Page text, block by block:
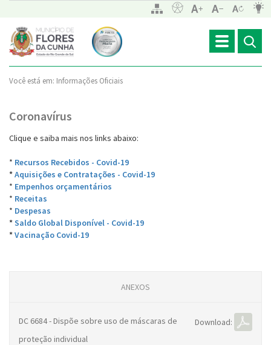
Toggle
navigation
Você está em: Informações Oficiais
Coronavírus
Clique e saiba mais nos links abaixo:
* Recursos Recebidos - Covid-19
*Aquisições e Contratações - Covid-19
* Empenhos orçamentários
* Receitas
* Despesas
*Saldo Global Disponível - Covid-19
*Vacinação Covid-19
ANEXOS
DC 6684 - Dispõe sobre uso de máscaras de
proteção individual
Download: